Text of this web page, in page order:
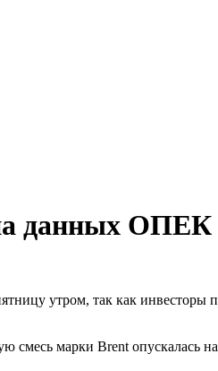
данных ОПЕК
утром, так как инвесторы
марки Brent опускалась